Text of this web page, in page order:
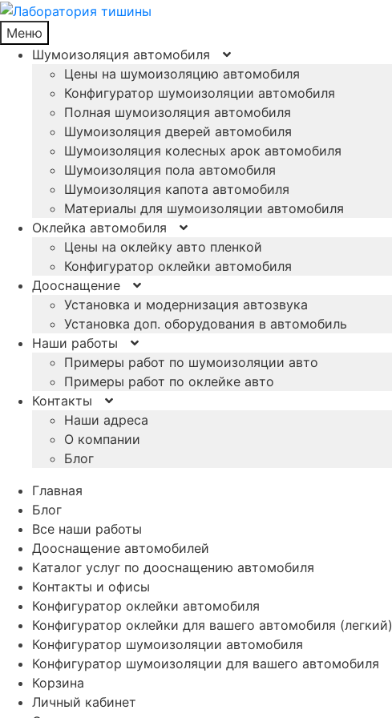
Меню
Шумоизоляция автомобиля
Цены на шумоизоляцию автомобиля
Конфигуратор шумоизоляции автомобиля
Полная шумоизоляция автомобиля
Шумоизоляция дверей автомобиля
Шумоизоляция колесных арок автомобиля
Шумоизоляция пола автомобиля
Шумоизоляция капота автомобиля
Материалы для шумоизоляции автомобиля
Оклейка автомобиля
Цены на оклейку авто пленкой
Конфигуратор оклейки автомобиля
Дооснащение
Установка и модернизация автозвука
Установка доп. оборудования в автомобиль
Наши работы
Примеры работ по шумоизоляции авто
Примеры работ по оклейке авто
Контакты
Наши адреса
О компании
Блог
Главная
Блог
Все наши работы
Дооснащение автомобилей
Каталог услуг по дооснащению автомобиля
Контакты и офисы
Конфигуратор оклейки автомобиля
Конфигуратор оклейки для вашего автомобиля (легкий)
Конфигуратор шумоизоляции автомобиля
Конфигуратор шумоизоляции для вашего автомобиля
Корзина
Личный кабинет